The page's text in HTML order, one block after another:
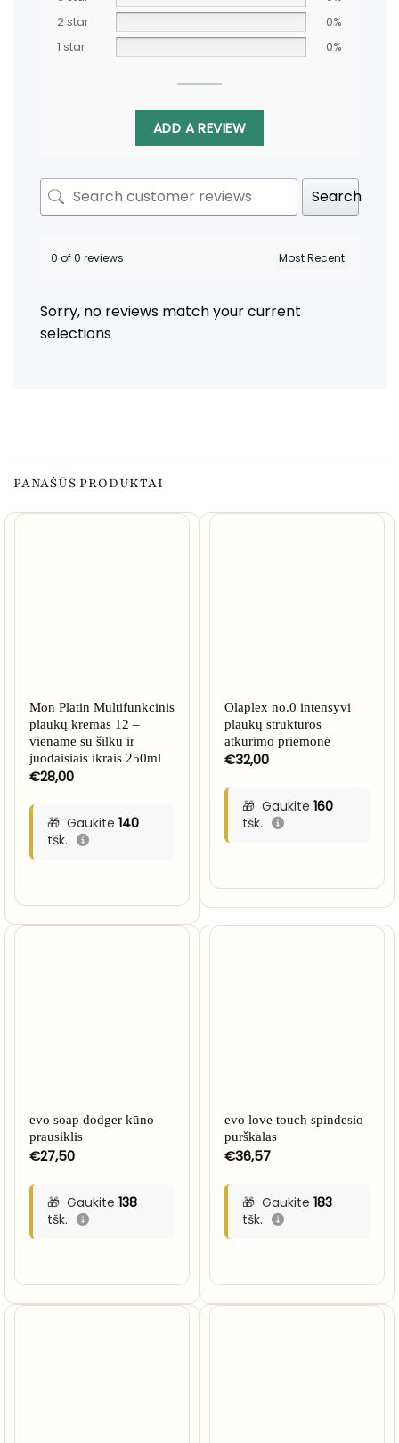
2 star
0%
1 star
0%
ADD A REVIEW
Search
0 of 0 reviews
Sorry, no reviews match your current
selections
PANAŠŪS PRODUKTAI
Mon Platin Multifunkcinis
plaukų kremas 12 –
viename su šilku ir
juodaisiais ikrais 250ml
€28,00
Gaukite 140
tšk.
Olaplex no.0 intensyvi
plaukų struktūros
atkūrimo priemonė
€32,00
Gaukite 160
tšk.
evo soap dodger kūno
prausiklis
€27,50
Gaukite 138
tšk.
evo love touch spindesio
purškalas
€36,57
Gaukite 183
tšk.